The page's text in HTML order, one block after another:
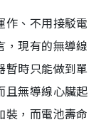
作、不用接駁電
，現有的無導線
暫時只能做到單
且無導線心臟起
裝，而電池壽命